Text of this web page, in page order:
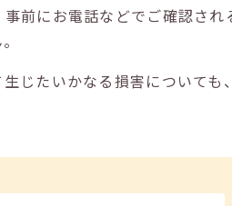
前にお電話などでご確認さ
じたいかなる損害について